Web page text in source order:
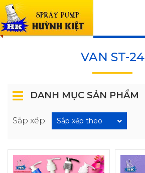
SẢN PHẨM
Trang chủ SẢN PHẨM
VAN ST-24
DANH MỤC SẢN PHẨM
Sắp xếp: Sắp xếp theo